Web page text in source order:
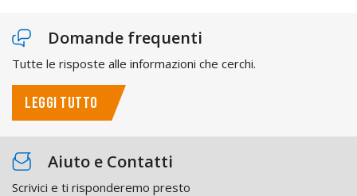
Domande frequenti
Tutte le risposte alle informazioni che cerchi.
LEGGI TUTTO
Aiuto e Contatti
Scrivici e ti risponderemo presto